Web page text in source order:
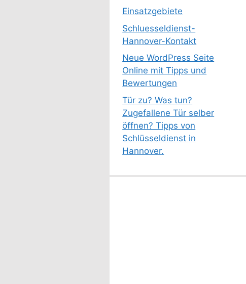
Einsatzgebiete
Schluesseldienst-
Hannover-Kontakt
Neue WordPress Seite
Online mit Tipps und
Bewertungen
Tür zu? Was tun?
Zugefallene Tür selber
öffnen? Tipps von
Schlüsseldienst in
Hannover.